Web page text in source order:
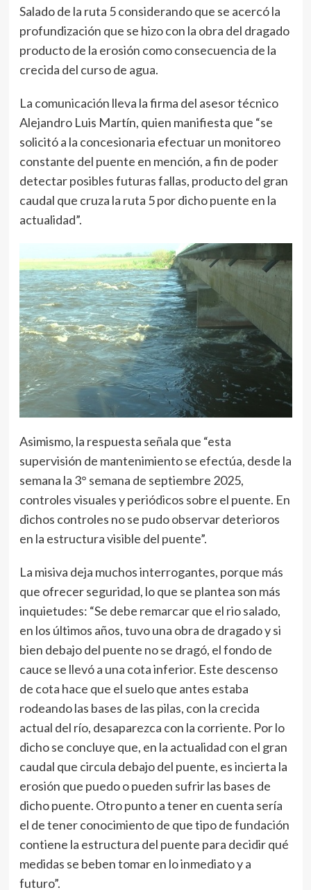
Salado de la ruta 5 considerando que se acercó la
profundización que se hizo con la obra del dragado
producto de la erosión como consecuencia de la
crecida del curso de agua.
La comunicación lleva la firma del asesor técnico
Alejandro Luis Martín, quien manifiesta que “se
solicitó a la concesionaria efectuar un monitoreo
constante del puente en mención, a fin de poder
detectar posibles futuras fallas, producto del gran
caudal que cruza la ruta 5 por dicho puente en la
actualidad”.
Asimismo, la respuesta señala que “esta
supervisión de mantenimiento se efectúa, desde la
semana la 3° semana de septiembre 2025,
controles visuales y periódicos sobre el puente. En
dichos controles no se pudo observar deterioros
en la estructura visible del puente”.
La misiva deja muchos interrogantes, porque más
que ofrecer seguridad, lo que se plantea son más
inquietudes: “Se debe remarcar que el rio salado,
en los últimos años, tuvo una obra de dragado y si
bien debajo del puente no se dragó, el fondo de
cauce se llevó a una cota inferior. Este descenso
de cota hace que el suelo que antes estaba
rodeando las bases de las pilas, con la crecida
actual del río, desaparezca con la corriente. Por lo
dicho se concluye que, en la actualidad con el gran
caudal que circula debajo del puente, es incierta la
erosión que puedo o pueden sufrir las bases de
dicho puente. Otro punto a tener en cuenta sería
el de tener conocimiento de que tipo de fundación
contiene la estructura del puente para decidir qué
medidas se beben tomar en lo inmediato y a
futuro”.